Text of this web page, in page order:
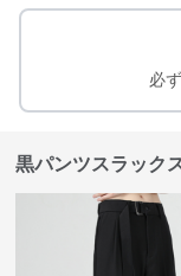
必
黒パンツスラック